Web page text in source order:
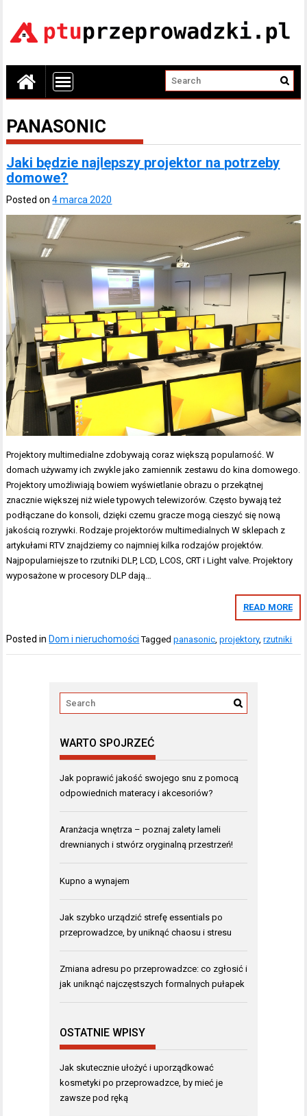
PANASONIC
Jaki będzie najlepszy projektor na potrzeby
domowe?
Posted on4 marca 2020
Projektory multimedialne zdobywają coraz większą popularność. W
domach używamy ich zwykle jako zamiennik zestawu do kina domowego.
Projektory umożliwiają bowiem wyświetlanie obrazu o przekątnej
znacznie większej niż wiele typowych telewizorów. Często bywają też
podłączane do konsoli, dzięki czemu gracze mogą cieszyć się nową
jakością rozrywki. Rodzaje projektorów multimedialnych W sklepach z
artykułami RTV znajdziemy co najmniej kilka rodzajów projektów.
Najpopularniejsze to rzutniki DLP, LCD, LCOS, CRT i Light valve. Projektory
wyposażone w procesory DLP dają…
READ MORE
Posted in Dom i nieruchomości Taggedpanasonic,projektory,rzutniki
WARTO SPOJRZEĆ
Jak poprawić jakość swojego snu z pomocą
odpowiednich materacy i akcesoriów?
Aranżacja wnętrza – poznaj zalety lameli
drewnianych i stwórz oryginalną przestrzeń!
Kupno a wynajem
Jak szybko urządzić strefę essentials po
przeprowadzce, by uniknąć chaosu i stresu
Zmiana adresu po przeprowadzce: co zgłosić i
jak uniknąć najczęstszych formalnych pułapek
OSTATNIE WPISY
Jak skutecznie ułożyć i uporządkować
kosmetyki po przeprowadzce, by mieć je
zawsze pod ręką